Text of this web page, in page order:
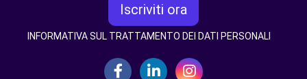
Iscriviti ora
INFORMATIVA SUL TRATTAMENTO DEI DATI PERSONALI